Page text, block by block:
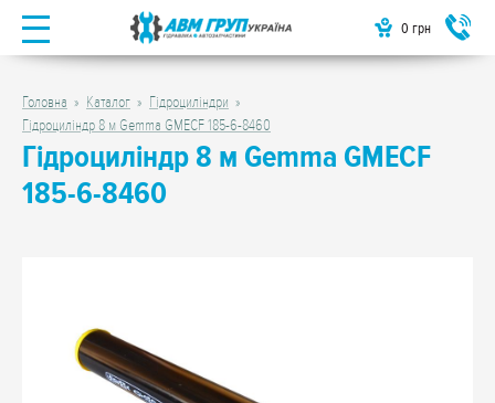
0 грн
Головна Каталог
Гідроциліндри
Гідроциліндр 8 м Gemma GMECF 185-6-8460
Гідроциліндр 8 м Gemma GMECF
185-6-8460